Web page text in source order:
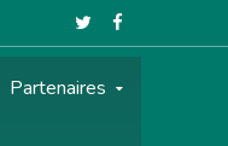
Partenaires